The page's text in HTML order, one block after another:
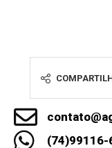
(74)99116-